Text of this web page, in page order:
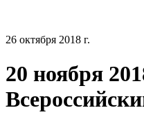
26 октября 2018 г.
20 ноября